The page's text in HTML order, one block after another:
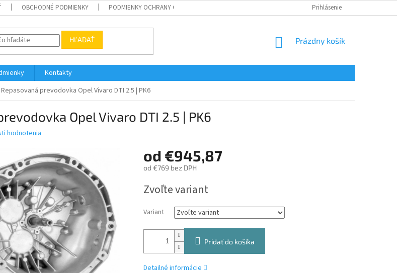
OBCHODNÉ PODMIENKY PODMIENKY OCHRANY OSOBNÝCH ÚDAJOV Prihlásenie
HĽADAŤ
NÁKUPNÝ
Prázdny košík
Kontakty
Repasovaná prevodovka Opel Vivaro DTI 2.5 | PK6
Opel Vivaro DTI 2.5 | PK6
hodnotenia
od €945,87
od €769 bez DPH
cena:
Zvoľte variant
Variant
Pridať do košíka
Detailné informácie